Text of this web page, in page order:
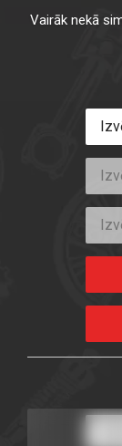
Vairāk nekā